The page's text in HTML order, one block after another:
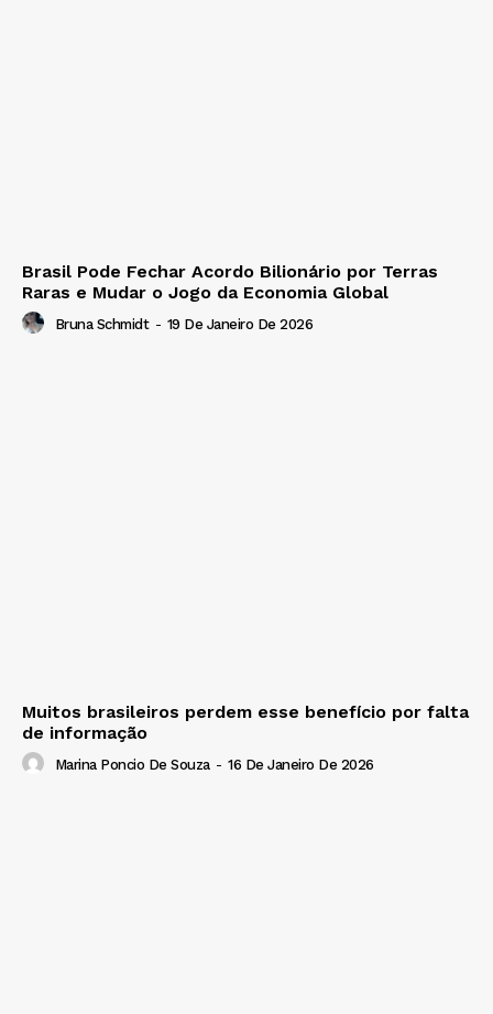
Brasil Pode Fechar Acordo Bilionário por Terras
Raras e Mudar o Jogo da Economia Global
Bruna Schmidt - 19 De Janeiro De 2026
Muitos brasileiros perdem esse benefício por falta
de informação
Marina Poncio De Souza - 16 De Janeiro De 2026